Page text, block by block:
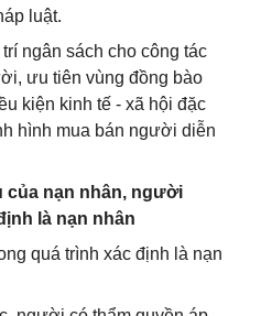
luật.
ngân sách cho công tác
ưu tiên vùng đồng bào
kiện kinh tế - xã hội đặc
hình mua bán người diễn
của nạn nhân, người
là nạn nhân
quá trình xác định là nạn